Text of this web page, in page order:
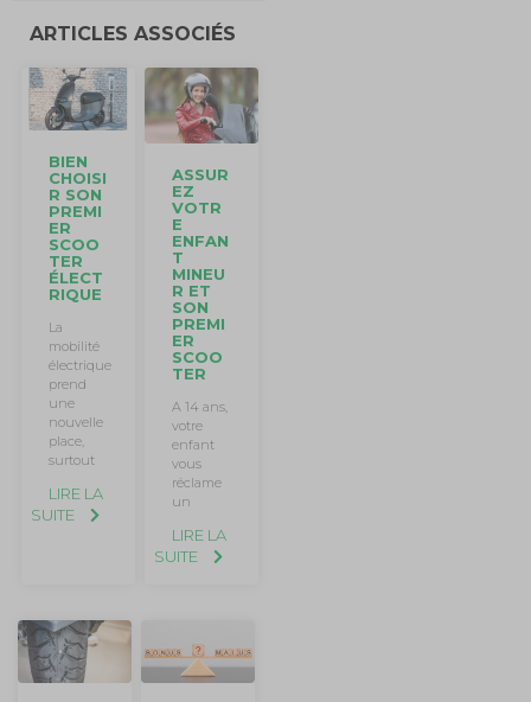
ARTICLES ASSOCIÉS
BIEN
CHOISI
R SON
PREMI
ER
SCOO
TER
ÉLECT
RIQUE
La
mobilité
électrique
prend
une
nouvelle
place,
surtout
LIRE LA
SUITE
ASSUR
EZ
VOTR
E
ENFAN
T
MINEU
R ET
SON
PREMI
ER
SCOO
TER
A 14 ans,
votre
enfant
vous
réclame
un
LIRE LA
SUITE